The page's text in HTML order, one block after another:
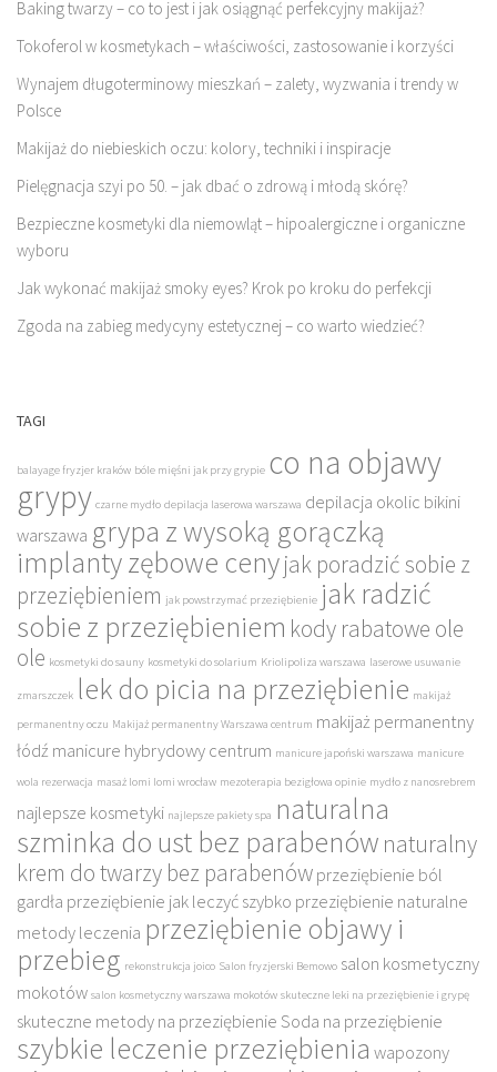
Baking twarzy – co to jest i jak osiągnąć perfekcyjny makijaż?
Tokoferol w kosmetykach – właściwości, zastosowanie i korzyści
Wynajem długoterminowy mieszkań – zalety, wyzwania i trendy w
Polsce
Makijaż do niebieskich oczu: kolory, techniki i inspiracje
Pielęgnacja szyi po 50. – jak dbać o zdrową i młodą skórę?
Bezpieczne kosmetyki dla niemowląt – hipoalergiczne i organiczne
wyboru
Jak wykonać makijaż smoky eyes? Krok po kroku do perfekcji
Zgoda na zabieg medycyny estetycznej – co warto wiedzieć?
TAGI
balayage fryzjer kraków bóle mięśni jak przy grypie co na objawy
grypy czarne mydło depilacja laserowa warszawa depilacja okolic bikini
warszawa grypa z wysoką gorączką
implanty zębowe cenyjak poradzić sobie z
przeziębieniem jak powstrzymać przeziębienie jak radzić
sobie z przeziębieniem kody rabatowe ole
ole kosmetyki do sauny kosmetyki do solarium Kriolipoliza warszawa laserowe usuwanie
zmarszczek lek do picia na przeziębienie makijaż
permanentny oczu Makijaż permanentny Warszawa centrum makijaż permanentny
łódź manicure hybrydowy centrum manicure japoński warszawa manicure
wola rezerwacja masaż lomi lomi wrocław mezoterapia bezigłowa opinie mydło z nanosrebrem
najlepsze kosmetyki najlepsze pakiety spa naturalna
szminka do ust bez parabenów naturalny
krem do twarzy bez parabenówprzeziębienie ból
gardła przeziębienie jak leczyć szybko przeziębienie naturalne
metody leczenia przeziębienie objawy i
przebieg rekonstrukcja joico Salon fryzjerski Bemowo salon kosmetyczny
mokotów salon kosmetyczny warszawa mokotów skuteczne leki na przeziębienie i grypę
skuteczne metody na przeziębienieSoda na przeziębienie
szybkie leczenie przeziębienia wapozony